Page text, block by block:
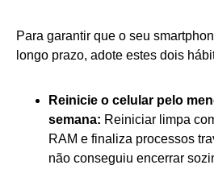
Para garantir que o seu
longo prazo, adote estes dois
Reinicie o celular pelo
semana: Reiniciar limpa
RAM e finaliza processos
não conseguiu encerrar